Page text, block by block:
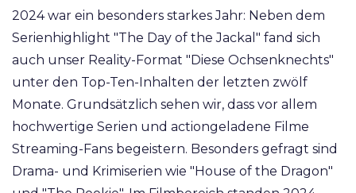
2024 war ein besonders starkes Jahr: Neben dem
Serienhighlight "The Day of the Jackal" fand sich
auch unser Reality-Format "Diese Ochsenknechts"
unter den Top-Ten-Inhalten der letzten zwölf
Monate. Grundsätzlich sehen wir, dass vor allem
hochwertige Serien und actiongeladene Filme
Streaming-Fans begeistern. Besonders gefragt sind
Drama- und Krimiserien wie "House of the Dragon"